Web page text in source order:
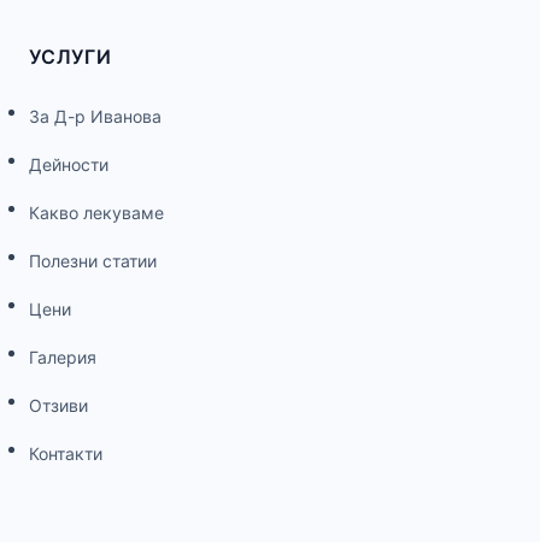
УСЛУГИ
За Д-р Иванова
Дейности
Какво лекуваме
Полезни статии
Цени
Галерия
Отзиви
Контакти